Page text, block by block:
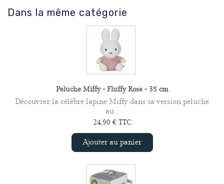
Dans la même catégorie
Peluche Miffy - Fluffy Rose - 35 cm
Découvrez la célèbre lapine Miffy dans sa version peluche
au...
24,90 € TTC
Ajouter au panier